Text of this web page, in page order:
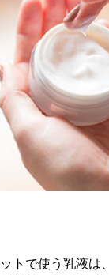
トで使う乳液は